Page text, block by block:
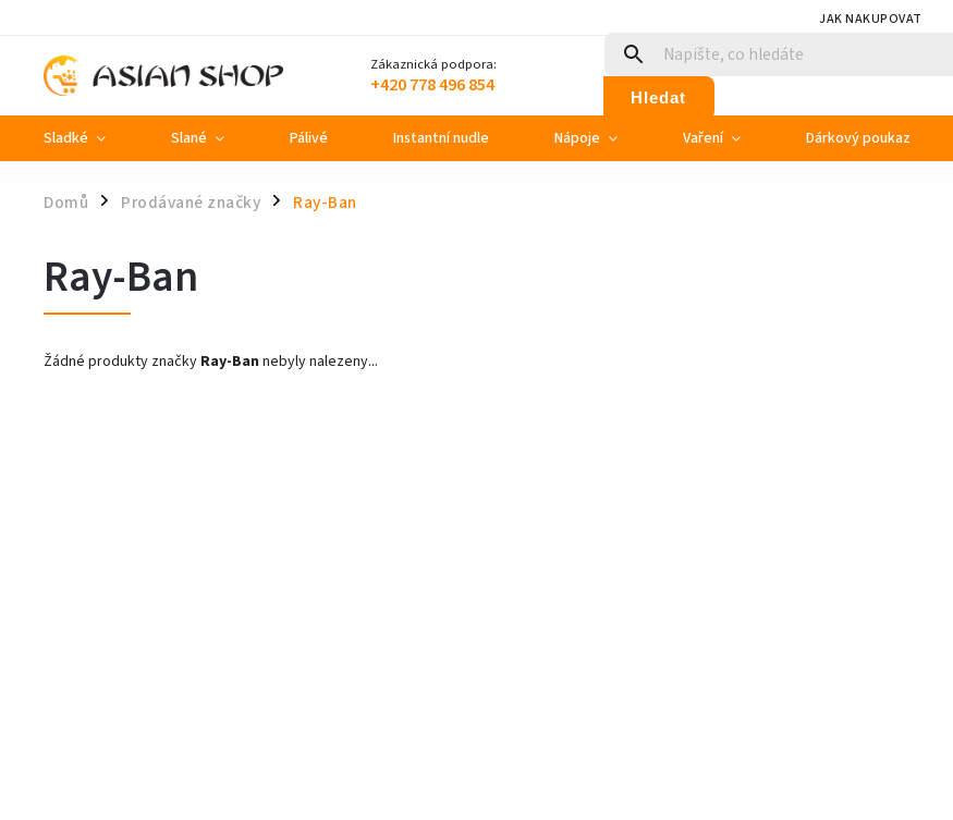
JAK NAKUPOVAT
Zákaznická podpora:
+420 778 496 854 Hledat
Sladké Slané Pálivé Instantní nudle Nápoje Vaření Dárkový poukaz
Domů / Prodávané značky / Ray-Ban
Ray-Ban
Žádné produkty značky Ray-Ban nebyly nalezeny...